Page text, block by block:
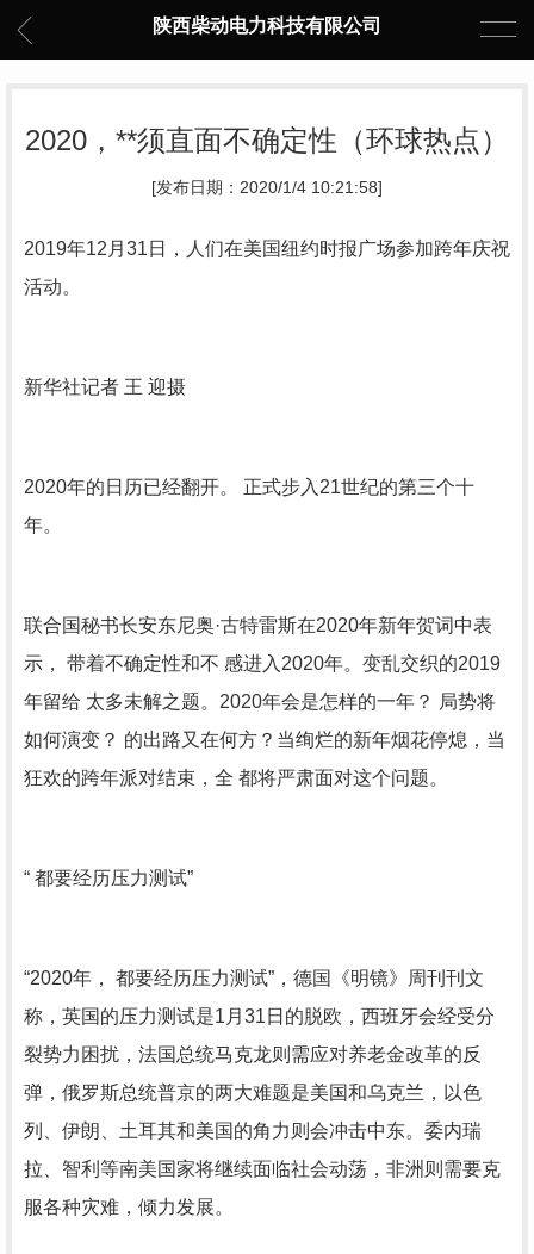
陕西柴动电力科技有限公司
2020，**须直面不确定性（环球热点）
[发布日期：2020/1/4 10:21:58]
2019年12月31日，人们在美国纽约时报广场参加跨年庆祝
活动。
新华社记者 王 迎摄
2020年的日历已经翻开。 正式步入21世纪的第三个十
年。
联合国秘书长安东尼奥·古特雷斯在2020年新年贺词中表
示， 带着不确定性和不 感进入2020年。变乱交织的2019
年留给 太多未解之题。2020年会是怎样的一年？ 局势将
如何演变？ 的出路又在何方？当绚烂的新年烟花停熄，当
狂欢的跨年派对结束，全 都将严肃面对这个问题。
“ 都要经历压力测试”
“2020年， 都要经历压力测试”，德国《明镜》周刊刊文
称，英国的压力测试是1月31日的脱欧，西班牙会经受分
裂势力困扰，法国总统马克龙则需应对养老金改革的反
弹，俄罗斯总统普京的两大难题是美国和乌克兰，以色
列、伊朗、土耳其和美国的角力则会冲击中东。委内瑞
拉、智利等南美国家将继续面临社会动荡，非洲则需要克
服各种灾难，倾力发展。